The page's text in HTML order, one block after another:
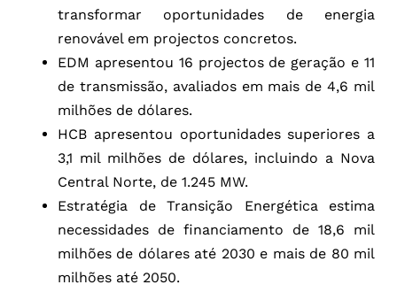
transformar oportunidades de energia
renovável em projectos concretos.
EDM apresentou 16 projectos de geração e 11
de transmissão, avaliados em mais de 4,6 mil
milhões de dólares.
HCB apresentou oportunidades superiores a
3,1 mil milhões de dólares, incluindo a Nova
Central Norte, de 1.245 MW.
Estratégia de Transição Energética estima
necessidades de financiamento de 18,6 mil
milhões de dólares até 2030 e mais de 80 mil
milhões até 2050.